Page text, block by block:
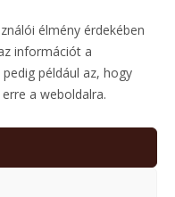
élmény érdekében
információt a
például az, hogy
a weboldalra.